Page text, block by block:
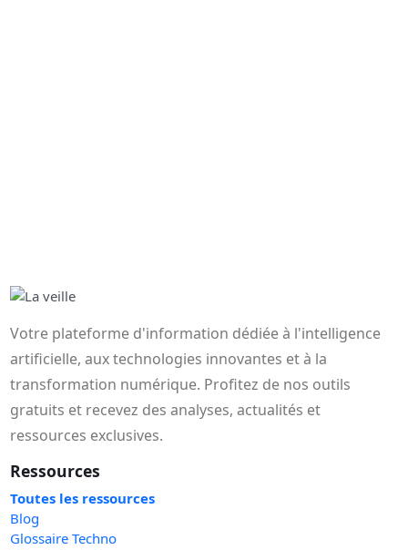
Votre plateforme d'information dédiée à l'intelligence
artificielle, aux technologies innovantes et à la
transformation numérique. Profitez de nos outils
gratuits et recevez des analyses, actualités et
ressources exclusives.
Ressources
Toutes les ressources
Blog
Glossaire Techno